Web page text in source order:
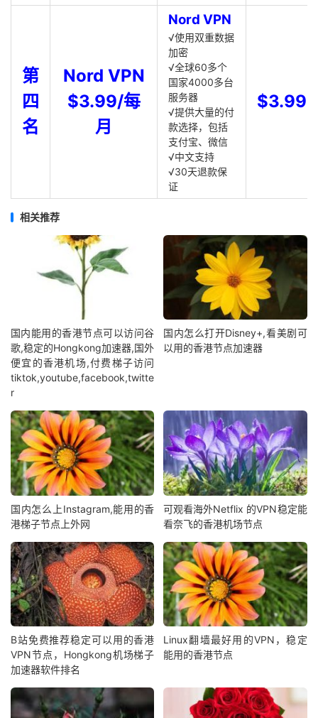
第
四
名
Nord VPN
$3.99/每
月
Nord VPN
√使用双重数据
加密
√全球60多个
国家4000多台
服务器
√提供大量的付
款选择，包括
支付宝、微信
√中文支持
√30天退款保
证
$3.99
相关推荐
国内能用的香港节点可以访问谷
歌,稳定的Hongkong加速器,国外
便宜的香港机场,付费梯子访问
tiktok,youtube,facebook,twitte
r
国内怎么打开Disney+,看美剧可
以用的香港节点加速器
国内怎么上Instagram,能用的香
港梯子节点上外网
可观看海外Netflix 的VPN稳定能
看奈飞的香港机场节点
B站免费推荐稳定可以用的香港
VPN节点，Hongkong机场梯子
加速器软件排名
Linux翻墙最好用的VPN，稳定
能用的香港节点